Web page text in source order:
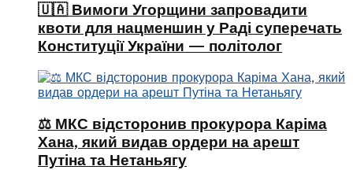
🇺🇦 Вимоги Угорщини запровадити
квоти для нацменшин у Раді суперечать
Конституції України — політолог
⚖️ МКС відсторонив прокурора Каріма
Хана, який видав ордери на арешт
Путіна та Нетаньягу